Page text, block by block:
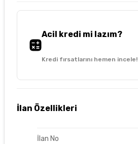
Acil kredi mi lazım?
Kredi fırsatlarını hemen incele!
İlan Özellikleri
İlan No